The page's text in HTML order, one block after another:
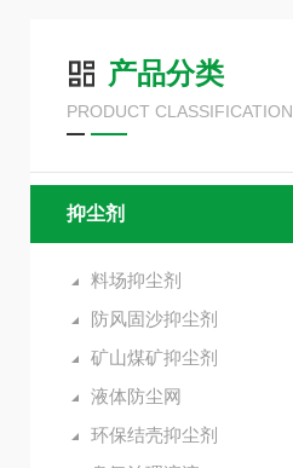
产品分类
PRODUCT CLASSIFICATION
抑尘剂
料场抑尘剂
防风固沙抑尘剂
矿山煤矿抑尘剂
液体防尘网
环保结壳抑尘剂